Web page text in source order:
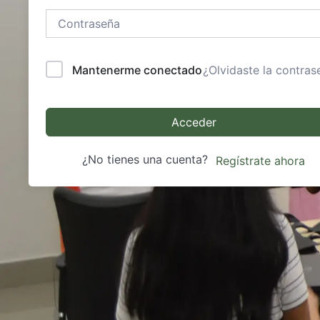
Mantenerme conectado¿Olvidaste la
Acceder
¿No tienes una cuenta? Regístrate ahora